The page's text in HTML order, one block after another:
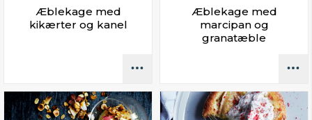
Æblekage med
kikærter og kanel
Æblekage med
marcipan og
granatæble